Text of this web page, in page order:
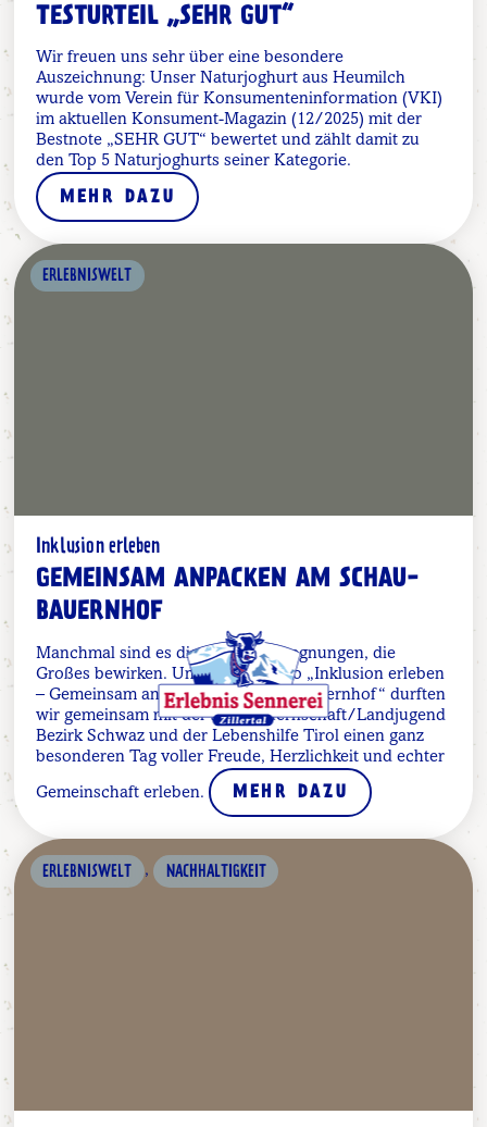
TESTURTEIL „SEHR GUT“
Wir freuen uns sehr über eine besondere
Auszeichnung: Unser Naturjoghurt aus Heumilch
wurde vom Verein für Konsumenteninformation (VKI)
im aktuellen Konsument-Magazin (12/2025) mit der
Bestnote „SEHR GUT“ bewertet und zählt damit zu
den Top 5 Naturjoghurts seiner Kategorie.
MEHR DAZU
ERLEBNISWELT
Inklusion erleben
GEMEINSAM ANPACKEN AM SCHAU-
BAUERNHOF
Manchmal sind es die kleinen Begegnungen, die
Großes bewirken. Unter dem Motto „Inklusion erleben
– Gemeinsam anpacken am Schau-Bauernhof“ durften
wir gemeinsam mit der Jungbauernschaft/Landjugend
Bezirk Schwaz und der Lebenshilfe Tirol einen ganz
besonderen Tag voller Freude, Herzlichkeit und echter
Gemeinschaft erleben. MEHR DAZU
ERLEBNISWELT , NACHHALTIGKEIT